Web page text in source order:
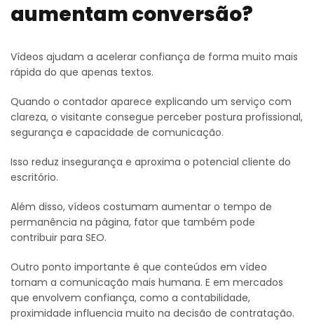
aumentam conversão?
Vídeos ajudam a acelerar confiança de forma muito mais
rápida do que apenas textos.
Quando o contador aparece explicando um serviço com
clareza, o visitante consegue perceber postura profissional,
segurança e capacidade de comunicação.
Isso reduz insegurança e aproxima o potencial cliente do
escritório.
Além disso, vídeos costumam aumentar o tempo de
permanência na página, fator que também pode
contribuir para SEO.
Outro ponto importante é que conteúdos em vídeo
tornam a comunicação mais humana. E em mercados
que envolvem confiança, como a contabilidade,
proximidade influencia muito na decisão de contratação.